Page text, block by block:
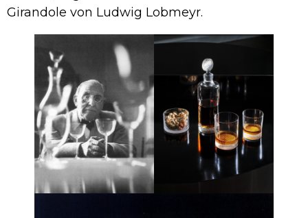
Girandole von Ludwig Lobmeyr.